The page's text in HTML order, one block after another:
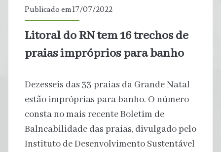
Publicado em 17/07/2022
Litoral do RN tem 16 trechos de
praias impróprios para banho
Dezesseis das 33 praias da Grande Natal
estão impróprias para banho. O número
consta no mais recente Boletim de
Balneabilidade das praias, divulgado pelo
Instituto de Desenvolvimento Sustentável